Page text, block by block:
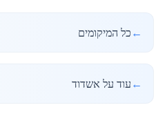
← כל המיקומים
← עוד על אשדוד